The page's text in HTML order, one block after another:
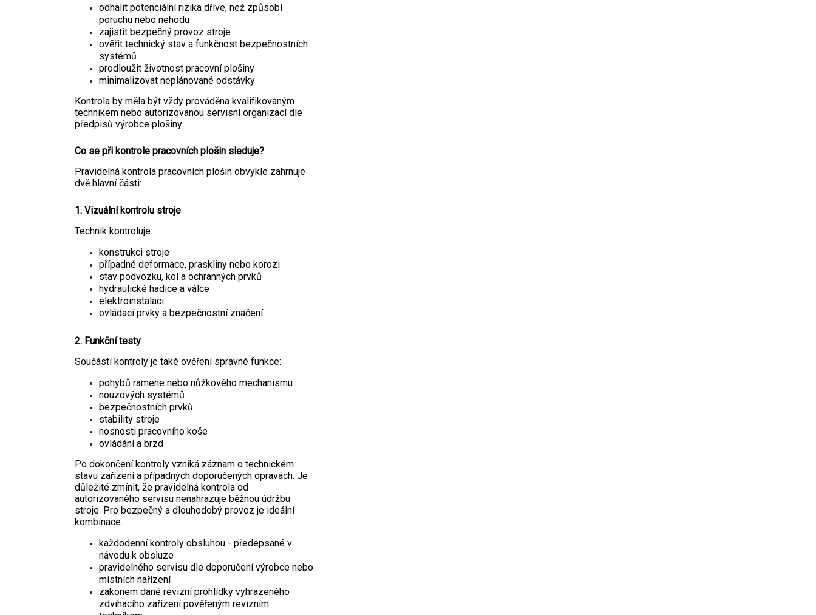
odhalit potenciální rizika dříve, než způsobí
poruchu nebo nehodu
zajistit bezpečný provoz stroje
ověřit technický stav a funkčnost bezpečnostních
systémů
prodloužit životnost pracovní plošiny
minimalizovat neplánované odstávky
Kontrola by měla být vždy prováděna kvalifikovaným
technikem nebo autorizovanou servisní organizací dle
předpisů výrobce plošiny.
Co se při kontrole pracovních plošin sleduje?
Pravidelná kontrola pracovních plošin obvykle zahrnuje
dvě hlavní části:
1. Vizuální kontrolu stroje
Technik kontroluje:
konstrukci stroje
případné deformace, praskliny nebo korozi
stav podvozku, kol a ochranných prvků
hydraulické hadice a válce
elektroinstalaci
ovládací prvky a bezpečnostní značení
2. Funkční testy
Součástí kontroly je také ověření správné funkce:
pohybů ramene nebo nůžkového mechanismu
nouzových systémů
bezpečnostních prvků
stability stroje
nosnosti pracovního koše
ovládání a brzd
Po dokončení kontroly vzniká záznam o technickém
stavu zařízení a případných doporučených opravách. Je
důležité zmínit, že pravidelná kontrola od
autorizovaného servisu nenahrazuje běžnou údržbu
stroje. Pro bezpečný a dlouhodobý provoz je ideální
kombinace.
každodenní kontroly obsluhou - předepsané v
návodu k obsluze
pravidelného servisu dle doporučení výrobce nebo
místních nařízení
zákonem dané revizní prohlídky vyhrazeného
zdvihacího zařízení pověřeným revizním